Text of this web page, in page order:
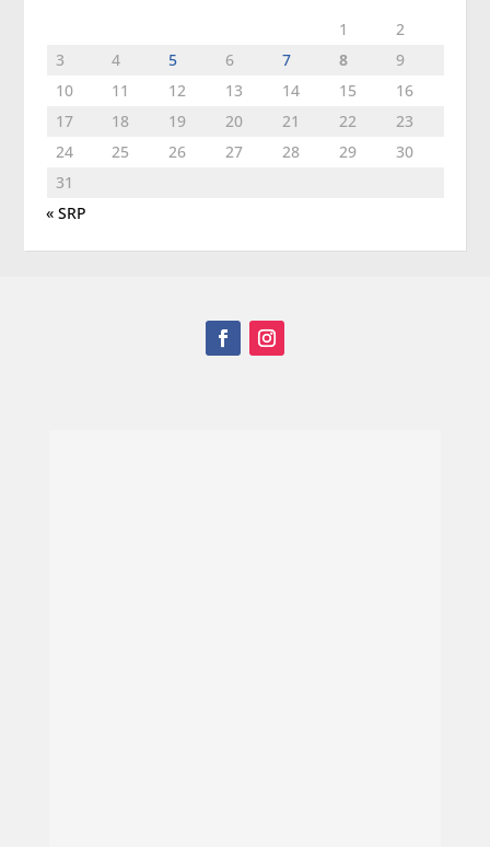
1
2
3
4 5 6 7 8
9
10
11 12 13 14 15
16
17
18 19 20 21 22
23
24
25 26 27 28 29
30
31
« SRP